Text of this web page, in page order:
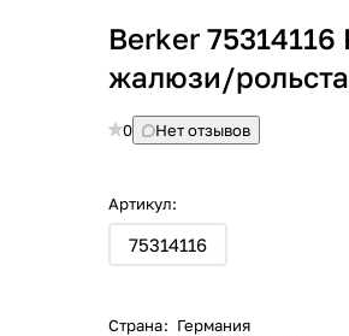
Berker 75314116
жалюзи/
0 Нет отзывов
Артикул:
75314116
Страна: Германия